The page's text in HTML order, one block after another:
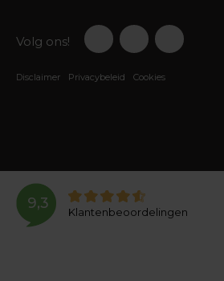
Volg ons!
Disclaimer Privacybeleid Cookies
9,3
Klantenbeoordelingen